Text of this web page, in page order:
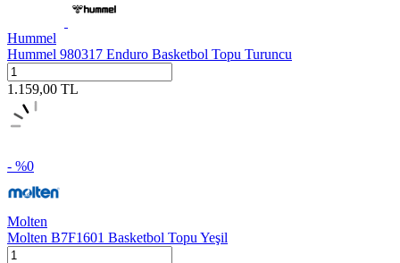
Hummel
Hummel 980317 Enduro Basketbol Topu Turuncu
1.159,00 TL
- %0
Molten
Molten B7F1601 Basketbol Topu Yeşil